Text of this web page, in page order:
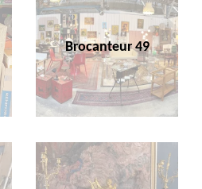
Brocanteur 49